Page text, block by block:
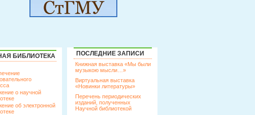
БИБЛИОТЕКА
о научной
об электронной
ПОСЛЕДНИЕ ЗАПИСИ
Книжная выставка «Мы были
музыкою мысли…»
Виртуальная выставка
«Новинки литературы»
Перечень периодических
изданий, полученных
Научной библиотекой